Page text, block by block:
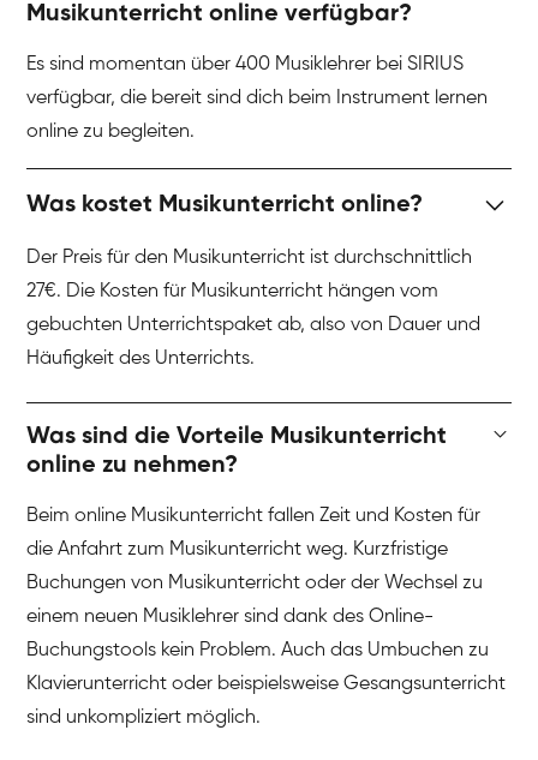
Musikunterricht online verfügbar?
Es sind momentan über 400 Musiklehrer bei SIRIUS
verfügbar, die bereit sind dich beim Instrument lernen
online zu begleiten.
Was kostet Musikunterricht online?
Der Preis für den Musikunterricht ist durchschnittlich
27€. Die Kosten für Musikunterricht hängen vom
gebuchten Unterrichtspaket ab, also von Dauer und
Häufigkeit des Unterrichts.
Was sind die Vorteile Musikunterricht
online zu nehmen?
Beim online Musikunterricht fallen Zeit und Kosten für
die Anfahrt zum Musikunterricht weg. Kurzfristige
Buchungen von Musikunterricht oder der Wechsel zu
einem neuen Musiklehrer sind dank des Online-
Buchungstools kein Problem. Auch das Umbuchen zu
Klavierunterricht oder beispielsweise Gesangsunterricht
sind unkompliziert möglich.